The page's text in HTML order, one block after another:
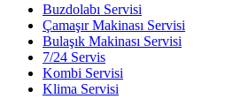
Buzdolabı Servisi
Çamaşır Makinası Servisi
Bulaşık Makinası Servisi
7/24 Servis
Kombi Servisi
Klima Servisi